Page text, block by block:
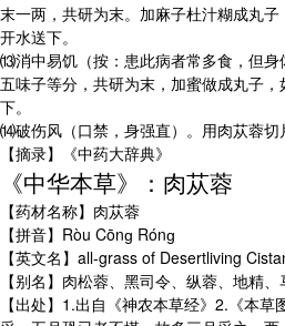
末一两，共研为末。加麻子杜汁糊成丸
开水送下。
⒀消中易饥（按：患此病者常多食，但身
五味子等分，共研为末，加蜜做成丸子
下。
⒁破伤风（口禁，身强直）。用肉苁蓉切
【摘录】《中药大辞典》
《中华本草》：肉苁蓉
【药材名称】肉苁蓉
【拼音】Ròu Cōnɡ Rónɡ
【英文名】all-grass of Desertliving
【别名】肉松蓉、黑司令、纵蓉、地精
【出处】1.出自《神农本草经》2.《本